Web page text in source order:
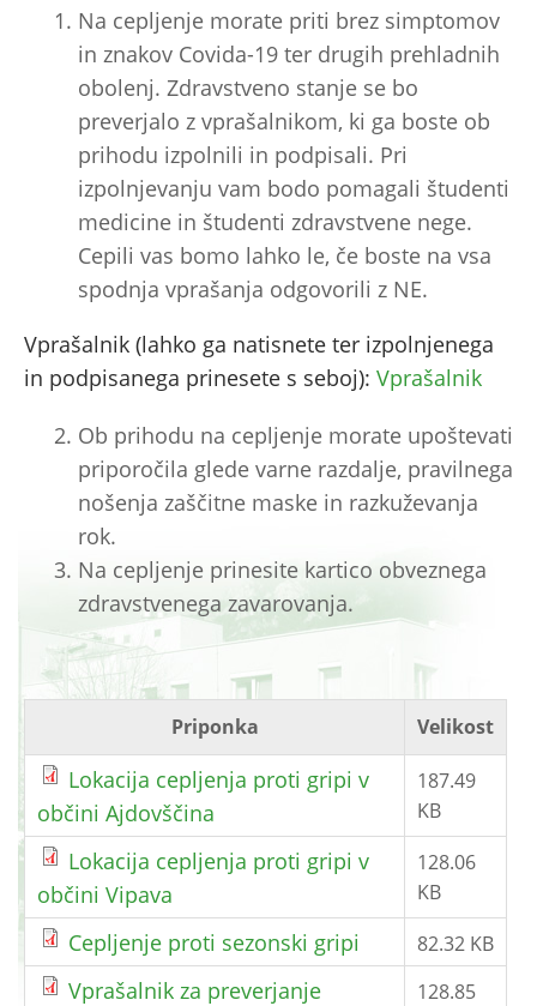
Na cepljenje morate priti brez simptomov
in znakov Covida-19 ter drugih prehladnih
obolenj. Zdravstveno stanje se bo
preverjalo z vprašalnikom, ki ga boste ob
prihodu izpolnili in podpisali. Pri
izpolnjevanju vam bodo pomagali študenti
medicine in študenti zdravstvene nege.
Cepili vas bomo lahko le, če boste na vsa
spodnja vprašanja odgovorili z NE.
Vprašalnik (lahko ga natisnete ter izpolnjenega
in podpisanega prinesete s seboj): Vprašalnik
Ob prihodu na cepljenje morate upoštevati
priporočila glede varne razdalje, pravilnega
nošenja zaščitne maske in razkuževanja
rok.
Na cepljenje prinesite kartico obveznega
zdravstvenega zavarovanja.
Priponka Velikost
Lokacija cepljenja proti gripi v
občini Ajdovščina
187.49
KB
Lokacija cepljenja proti gripi v
občini Vipava
128.06
KB
Cepljenje proti sezonski gripi 82.32 KB
Vprašalnik za preverjanje
128.85